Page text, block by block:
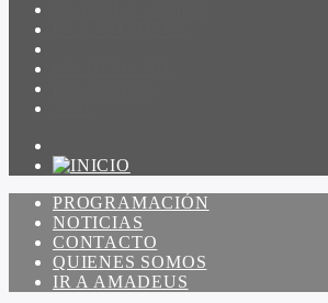
PROGRAMACIÓN
NOTICIAS
CONTACTO
QUIENES SOMOS
IR A AMADEUS